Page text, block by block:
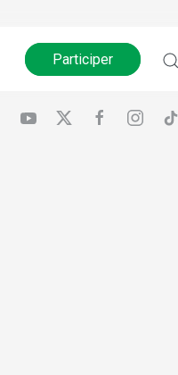
Participer